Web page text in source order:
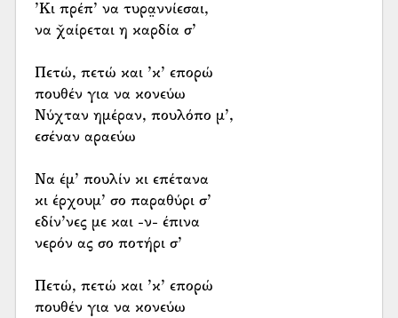
’Κι πρέπ’ να τυρα̤ννίεσαι,
να χ̌αίρεται η καρδία σ’
Πετώ, πετώ και ’κ’ επορώ
πουθέν για να κονεύω
Νύχταν ημέραν, πουλόπο μ’,
εσέναν αραεύω
Να έμ’ πουλίν κι επέτανα
κι έρχουμ’ σο παραθύρι σ’
εδίν’νες με και -ν- έπινα
νερόν ας σο ποτήρι σ’
Πετώ, πετώ και ’κ’ επορώ
πουθέν για να κονεύω